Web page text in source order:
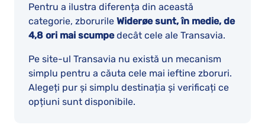
Pentru a ilustra diferența din această
categorie, zborurile Widerøe sunt, în medie, de
4,8 ori mai scumpedecât cele ale Transavia.
Pe site-ul Transavia nu există un mecanism
simplu pentru a căuta cele mai ieftine zboruri.
Alegeți pur și simplu destinația și verificați ce
opțiuni sunt disponibile.